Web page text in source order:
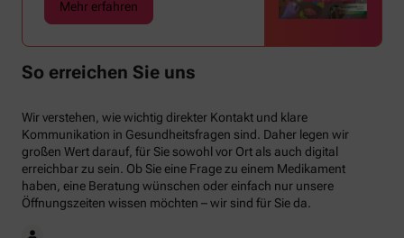
Mehr erfahren
So erreichen Sie uns
Wir verstehen, wie wichtig direkter Kontakt und klare
Kommunikation in Gesundheitsfragen sind. Daher legen wir
großen Wert darauf, für Sie sowohl vor Ort als auch digital
erreichbar zu sein. Ob Sie eine Frage zu einem Medikament
haben, eine Beratung wünschen oder einfach nur unsere
Öffnungszeiten wissen möchten – wir sind für Sie da.